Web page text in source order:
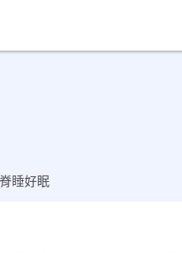
睡好眠